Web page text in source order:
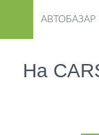
АВТОБАЗАР
На